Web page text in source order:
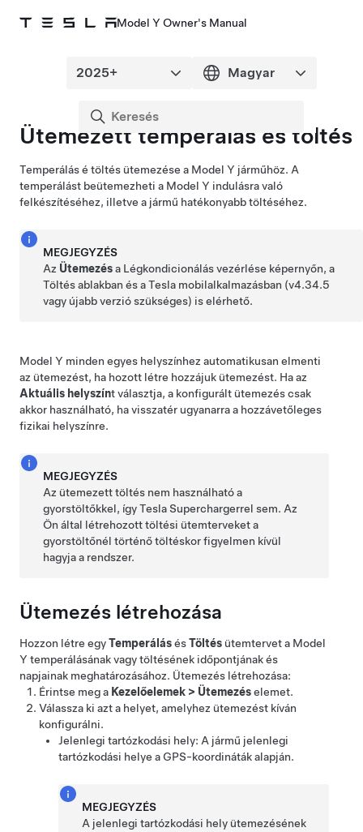
Model Y Owner's Manual
Ütemezett temperálás és töltés
Temperálás é töltés ütemezése a Model Y járműhöz. A
temperálást beütemezheti a Model Y indulásra való
felkészítéséhez, illetve a jármű hatékonyabb töltéséhez.
MEGJEGYZÉS
Az Ütemezésa Légkondicionálás vezérlése képernyőn, a
Töltés ablakban és a Tesla mobilalkalmazásban (v4.34.5
vagy újabb verzió szükséges) is elérhető.
Model Y minden egyes helyszínhez automatikusan elmenti
az ütemezést, ha hozott létre hozzájuk ütemezést. Ha az
Aktuális helyszínt választja, a konfigurált ütemezés csak
akkor használható, ha visszatér ugyanarra a hozzávetőleges
fizikai helyszínre.
MEGJEGYZÉS
Az ütemezett töltés nem használható a
gyorstöltőkkel, így Tesla Superchargerrel sem. Az
Ön által létrehozott töltési ütemterveket a
gyorstöltőnél történő töltéskor figyelmen kívül
hagyja a rendszer.
Ütemezés létrehozása
Hozzon létre egyTemperálásésTöltés ütemtervet a Model
Y temperálásának vagy töltésének időpontjának és
napjainak meghatározásához. Ütemezés létrehozása:
Érintse meg a Kezelőelemek > Ütemezéselemet.
Válassza ki azt a helyet, amelyhez ütemezést kíván
konfigurálni.
Jelenlegi tartózkodási hely: A jármű jelenlegi
tartózkodási helye a GPS-koordináták alapján.
MEGJEGYZÉS
A jelenlegi tartózkodási hely ütemezésének